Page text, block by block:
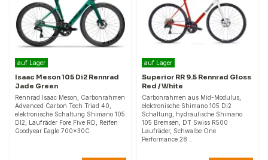
auf Lager
Isaac Meson 105 Di2 Rennrad
Jade Green
Rennrad Isaac Meson, Carbonrahmen
Advanced Carbon Tech Triad 40,
elektronische Schaltung Shimano 105
DI2, Laufräder Fore Five RD, Reifen
Goodyear Eagle 700x30C
auf Lager
Superior RR 9.5 Rennrad Gloss
Red / White
Carbonrahmen aus Mid-Modulus,
elektronische Shimano 105 Di2
Schaltung, hydraulische Shimano
105 Bremsen, DT Swiss R500
Laufräder, Schwalbe One
Performance 28…